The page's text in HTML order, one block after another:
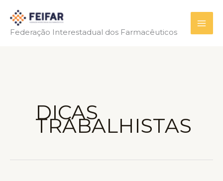
para
Federação Interestadual dos Farmacêuticos
DICAS
TRABALHISTAS